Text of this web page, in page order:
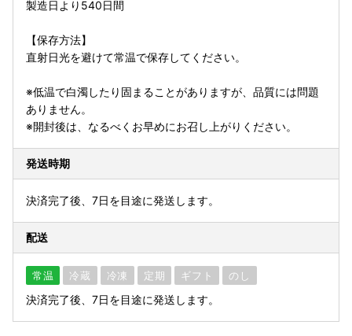
製造日より540日間
【保存方法】
直射日光を避けて常温で保存してください。
※低温で白濁したり固まることがありますが、品質には問題
ありません。
※開封後は、なるべくお早めにお召し上がりください。
発送時期
決済完了後、7日を目途に発送します。
配送
常温 冷蔵 冷凍 定期 ギフト のし
決済完了後、7日を目途に発送します。